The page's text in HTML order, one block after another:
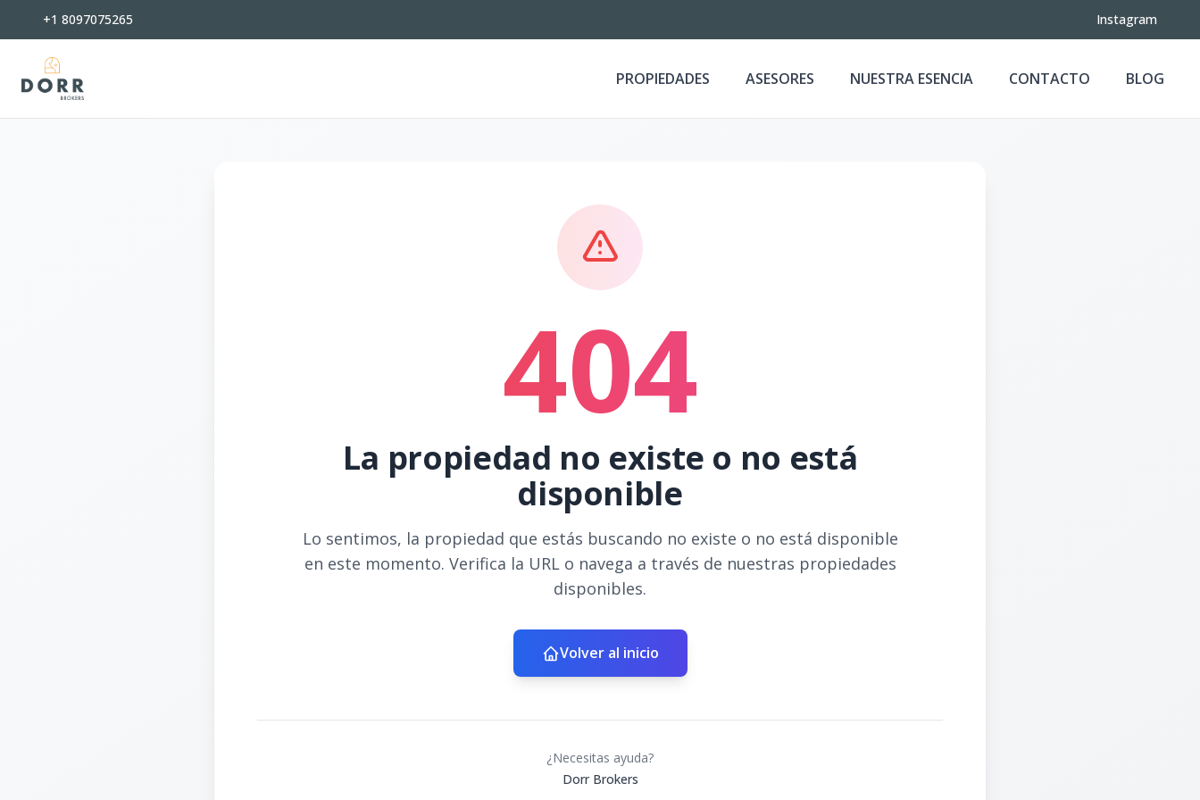
+1 8097075265 Instagram
PROPIEDADES ASESORES NUESTRA ESENCIA CONTACTO BLOG
404
La propiedad no existe o no está
disponible
Lo sentimos, la propiedad que estás buscando no existe o no está disponible
en este momento. Verifica la URL o navega a través de nuestras propiedades
disponibles.
Volver al inicio
¿Necesitas ayuda?
Dorr Brokers